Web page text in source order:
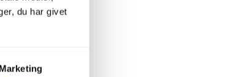
du har givet
Marketing